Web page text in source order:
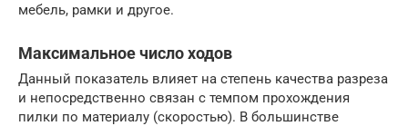
мебель, рамки и другое.
Максимальное число ходов
Данный показатель влияет на степень качества разреза
и непосредственно связан с темпом прохождения
пилки по материалу (скоростью). В большинстве